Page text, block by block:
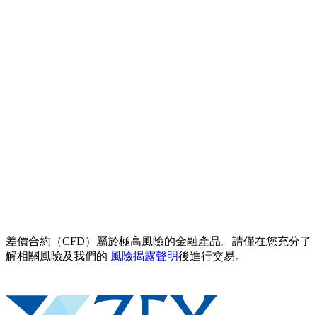
差價合約（CFD）屬於極高風險的金融產品。請僅在您充分了
解相關風險及我們的 風險揭露聲明後進行交易。